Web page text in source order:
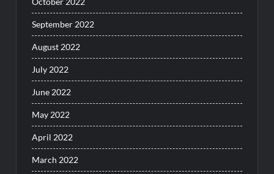
September 2022
August 2022
July 2022
June 2022
May 2022
April 2022
March 2022